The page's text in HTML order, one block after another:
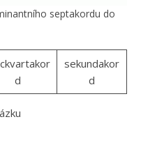
septakordu do
d
sekundakor
d